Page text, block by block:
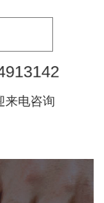
913142
来电咨询